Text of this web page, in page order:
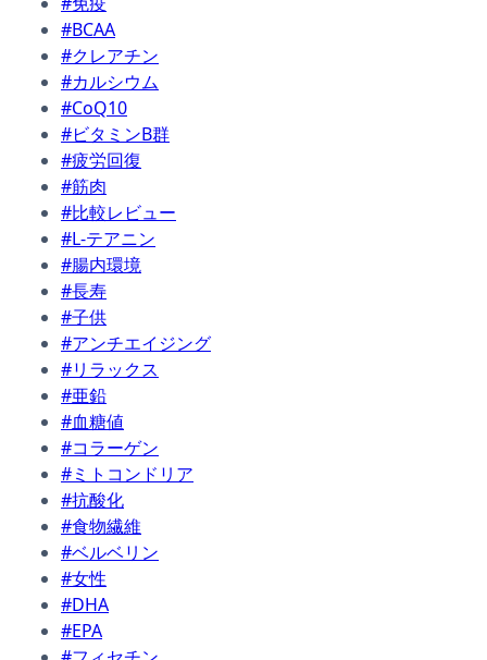
#BCAA
#クレアチン
#カルシウム
#CoQ10
#ビタミンB群
#疲労回復
#筋肉
#比較レビュー
#L-テアニン
#腸内環境
#長寿
#子供
#アンチエイジング
#リラックス
#亜鉛
#血糖値
#コラーゲン
#ミトコンドリア
#抗酸化
#食物繊維
#ベルベリン
#女性
#DHA
#EPA